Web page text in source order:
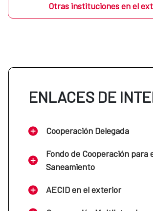
Otras instituciones en el
ENLACES DE
Cooperación Delegada
Fondo de Cooperación para
Saneamiento
AECID en el exterior